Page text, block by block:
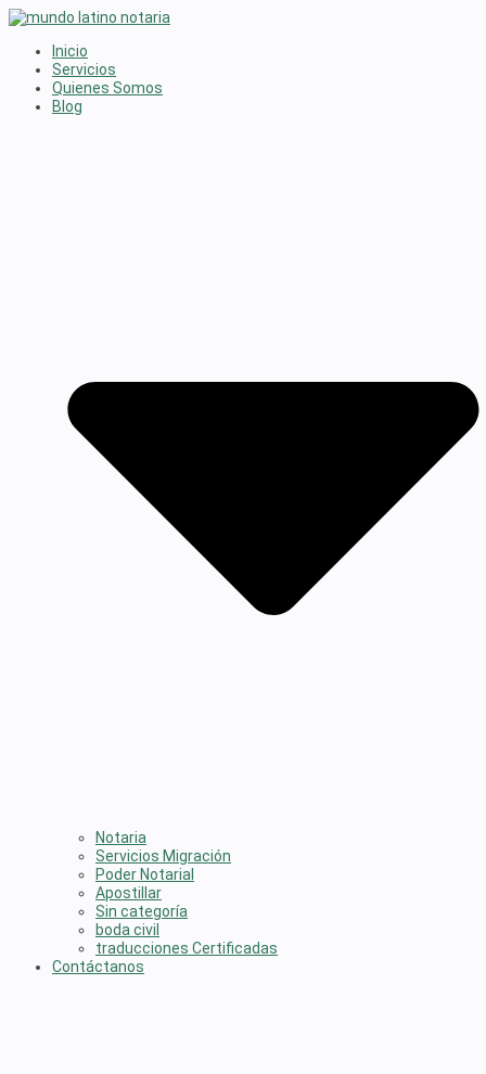
Saltar
contenido
Inicio
Servicios
Quienes Somos
Blog
Notaria
Servicios Migración
Poder Notarial
Apostillar
Sin categoría
boda civil
traducciones Certificadas
Contáctanos